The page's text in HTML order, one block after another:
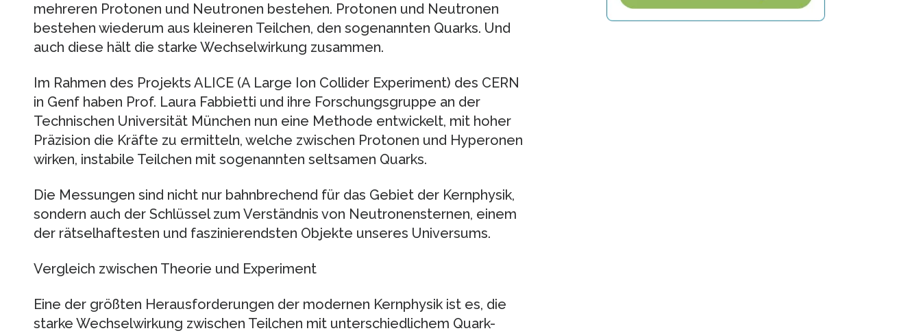
mehreren Protonen und Neutronen bestehen. Protonen und Neutronen
bestehen wiederum aus kleineren Teilchen, den sogenannten Quarks. Und
auch diese hält die starke Wechselwirkung zusammen.
Im Rahmen des Projekts ALICE (A Large Ion Collider Experiment) des CERN
in Genf haben Prof. Laura Fabbietti und ihre Forschungsgruppe an der
Technischen Universität München nun eine Methode entwickelt, mit hoher
Präzision die Kräfte zu ermitteln, welche zwischen Protonen und Hyperonen
wirken, instabile Teilchen mit sogenannten seltsamen Quarks.
Die Messungen sind nicht nur bahnbrechend für das Gebiet der Kernphysik,
sondern auch der Schlüssel zum Verständnis von Neutronensternen, einem
der rätselhaftesten und faszinierendsten Objekte unseres Universums.
Vergleich zwischen Theorie und Experiment
Eine der größten Herausforderungen der modernen Kernphysik ist es, die
starke Wechselwirkung zwischen Teilchen mit unterschiedlichem Quark-